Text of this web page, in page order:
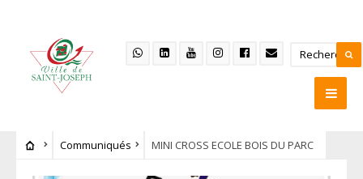
Communiqués MINI CROSS ECOLE BOIS DU PARC